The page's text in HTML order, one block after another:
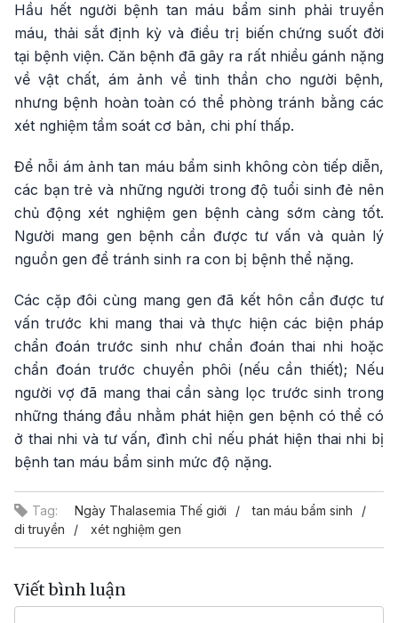
Hầu hết người bệnh tan máu bẩm sinh phải truyền
máu, thải sắt định kỳ và điều trị biến chứng suốt đời
tại bệnh viện. Căn bệnh đã gây ra rất nhiều gánh nặng
về vật chất, ám ảnh về tinh thần cho người bệnh,
nhưng bệnh hoàn toàn có thể phòng tránh bằng các
xét nghiệm tầm soát cơ bản, chi phí thấp.
Để nỗi ám ảnh tan máu bẩm sinh không còn tiếp diễn,
các bạn trẻ và những người trong độ tuổi sinh đẻ nên
chủ động xét nghiệm gen bệnh càng sớm càng tốt.
Người mang gen bệnh cần được tư vấn và quản lý
nguồn gen để tránh sinh ra con bị bệnh thể nặng.
Các cặp đôi cùng mang gen đã kết hôn cần được tư
vấn trước khi mang thai và thực hiện các biện pháp
chẩn đoán trước sinh như chẩn đoán thai nhi hoặc
chẩn đoán trước chuyển phôi (nếu cần thiết); Nếu
người vợ đã mang thai cần sàng lọc trước sinh trong
những tháng đầu nhằm phát hiện gen bệnh có thể có
ở thai nhi và tư vấn, đình chỉ nếu phát hiện thai nhi bị
bệnh tan máu bẩm sinh mức độ nặng.
Tag: Ngày Thalasemia Thế giới
tan máu bẩm sinh
di truyền
xét nghiệm gen
Viết bình luận